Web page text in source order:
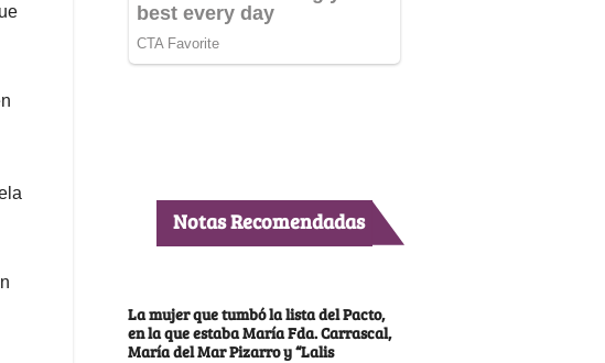
Notas Recomendadas
La mujer que tumbó la lista del Pacto,
en la que estaba María Fda. Carrascal,
María del Mar Pizarro y “Lalis